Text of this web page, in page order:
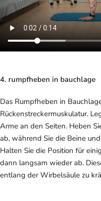
4. rumpfheben in bauchlage
Das Rumpfheben in
Rückenstreckermuskulatur.
Arme an den Seiten. Heben
ab, während Sie die Beine
Halten Sie die Position für
dann langsam wieder ab.
entlang der Wirbelsäule zu